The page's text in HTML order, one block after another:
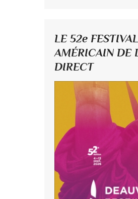
LE 52e
AMÉRICAIN DE
DIRECT